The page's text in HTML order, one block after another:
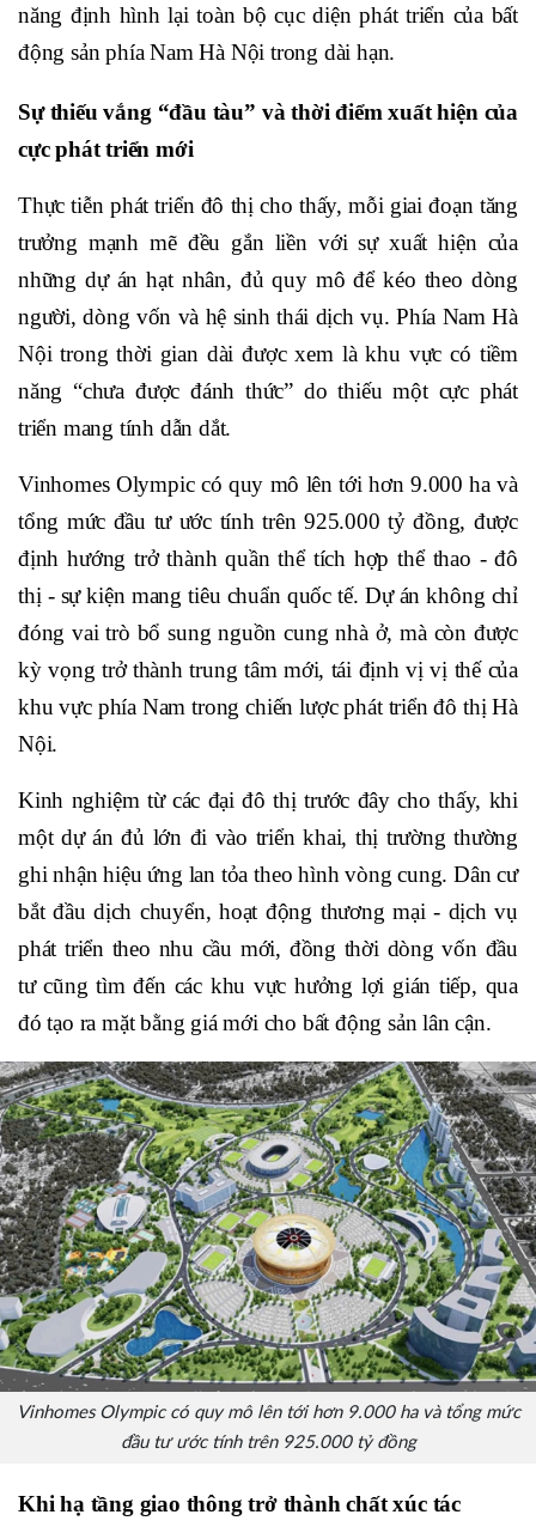
năng định hình lại toàn bộ cục diện phát triển của bất
động sản phía Nam Hà Nội trong dài hạn.
Sự thiếu vắng “đầu tàu” và thời điểm xuất hiện của
cực phát triển mới
Thực tiễn phát triển đô thị cho thấy, mỗi giai đoạn tăng
trưởng mạnh mẽ đều gắn liền với sự xuất hiện của
những dự án hạt nhân, đủ quy mô để kéo theo dòng
người, dòng vốn và hệ sinh thái dịch vụ. Phía Nam Hà
Nội trong thời gian dài được xem là khu vực có tiềm
năng “chưa được đánh thức” do thiếu một cực phát
triển mang tính dẫn dắt.
Vinhomes Olympic có quy mô lên tới hơn 9.000 ha và
tổng mức đầu tư ước tính trên 925.000 tỷ đồng, được
định hướng trở thành quần thể tích hợp thể thao - đô
thị - sự kiện mang tiêu chuẩn quốc tế. Dự án không chỉ
đóng vai trò bổ sung nguồn cung nhà ở, mà còn được
kỳ vọng trở thành trung tâm mới, tái định vị vị thế của
khu vực phía Nam trong chiến lược phát triển đô thị Hà
Nội.
Kinh nghiệm từ các đại đô thị trước đây cho thấy, khi
một dự án đủ lớn đi vào triển khai, thị trường thường
ghi nhận hiệu ứng lan tỏa theo hình vòng cung. Dân cư
bắt đầu dịch chuyển, hoạt động thương mại - dịch vụ
phát triển theo nhu cầu mới, đồng thời dòng vốn đầu
tư cũng tìm đến các khu vực hưởng lợi gián tiếp, qua
đó tạo ra mặt bằng giá mới cho bất động sản lân cận.
Vinhomes Olympic có quy mô lên tới hơn 9.000 ha và tổng mức
đầu tư ước tính trên 925.000 tỷ đồng
Khi hạ tầng giao thông trở thành chất xúc tác